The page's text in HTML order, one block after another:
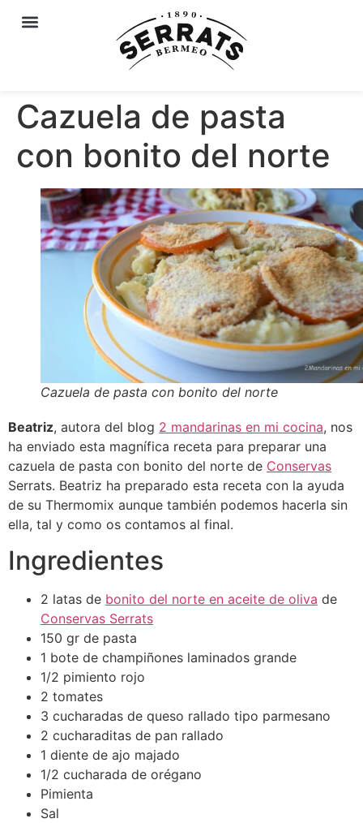
Cazuela de pasta
con bonito del norte
Cazuela de pasta con bonito del norte
Beatriz, autora del blog 2 mandarinas en mi cocina, nos
ha enviado esta magnífica receta para preparar una
cazuela de pasta con bonito del norte de Conservas
Serrats. Beatriz ha preparado esta receta con la ayuda
de su Thermomix aunque también podemos hacerla sin
ella, tal y como os contamos al final.
Ingredientes
2 latas de bonito del norte en aceite de oliva de
Conservas Serrats
150 gr de pasta
1 bote de champiñones laminados grande
1/2 pimiento rojo
2 tomates
3 cucharadas de queso rallado tipo parmesano
2 cucharaditas de pan rallado
1 diente de ajo majado
1/2 cucharada de orégano
Pimienta
Sal